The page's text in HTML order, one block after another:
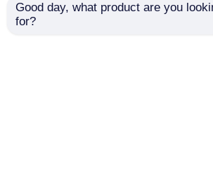
Good day, what product are you
for?